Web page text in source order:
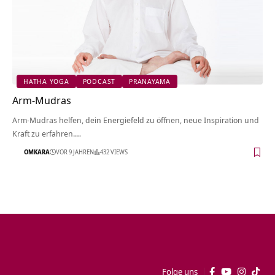
HATHA YOGA PODCAST PRANAYAMA
Arm-Mudras
Arm-Mudras helfen, dein Energiefeld zu öffnen, neue Inspiration und
Kraft zu erfahren.…
OMKARA VOR 9 JAHREN 432 VIEWS
Folge uns